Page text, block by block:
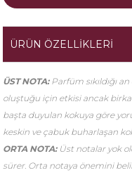
ÜRÜN ÖZELLIKLERI
ÜST NOTA:Parfüm sıkıldığı
oluştuğu için etkisi ancak
başta duyulan kokuya göre
keskin ve çabuk buharlaşan
ORTA NOTA: Üst notalar yok
sürer. Orta notaya önemini